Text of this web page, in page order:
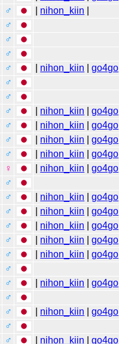
♂ nihon_kiin
♂
♂
♂
♂ nihon_kiin |go4go
♂
♂
♂ nihon_kiin |go4go
♂ nihon_kiin |go4go
♂ nihon_kiin |go4go
♂ nihon_kiin |go4go
♀ nihon_kiin |go4go
♂
♂ nihon_kiin |go4go
♂ nihon_kiin |go4go
♂ nihon_kiin |go4go
♂ nihon_kiin |go4go
♂ nihon_kiin |go4go
♂
♂ nihon_kiin |go4go
♂
♂ nihon_kiin |go4go
♂
♂ nihon_kiin |go4go